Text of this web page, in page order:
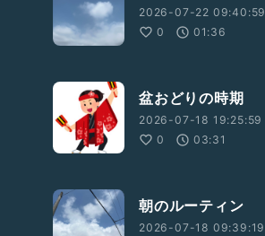
2026-07-22 09:40:59
0
01:36
盆おどりの時期
2026-07-18 19:25:59
0
03:31
朝のルーティン
2026-07-18 09:39:19